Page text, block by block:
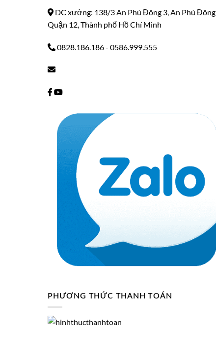
DC xưởng: 138/3 An Phú Đông 3, An Phú Đông,
Quận 12, Thành phố Hồ Chí Minh
0828.186.186- 0586.999.555
PHƯƠNG THỨC THANH TOÁN